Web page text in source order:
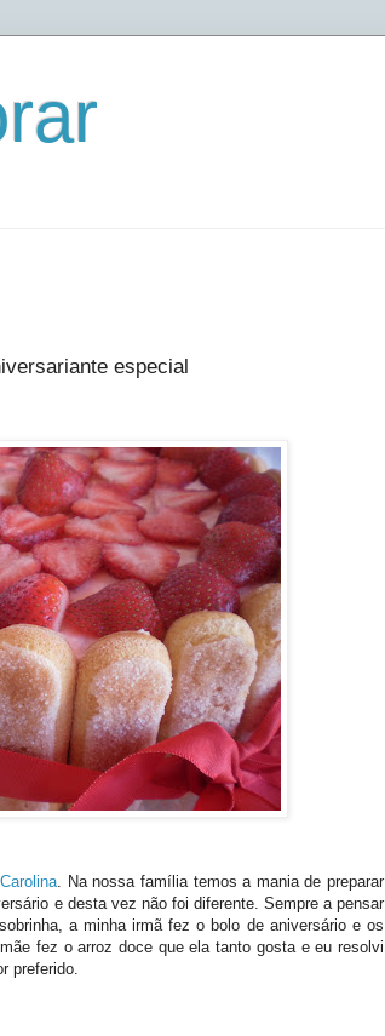
especial
. Na nossa família temos a mania de preparar
e desta vez não foi diferente. Sempre a pensar
a minha irmã fez o bolo de aniversário e os
fez o arroz doce que ela tanto gosta e eu resolvi
preferido.